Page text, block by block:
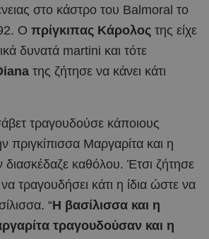
στο κάστρο του Balmoral το
Ο πρίγκιπας Κάρολος της είχε
δυνατά martini και τότε
της ζήτησε να κάνει κάτι
τραγουδούσε κάποιους
πριγκίπισσα Μαργαρίτα και η
καθόλου. Έτσι ζήτησε
τραγουδήσει κάτι η ίδια ώστε να
“Η βασίλισσα και η
τραγουδούσαν και η